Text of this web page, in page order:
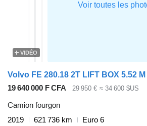
VIDÉO
Volvo FE 280.18 2T LIFT BOX 5.52 M
19 640 000 F CFA
29 950 € ≈ 34 600 $US
Camion fourgon
2019
621 736 km
Euro 6